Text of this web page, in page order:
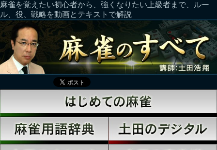
麻雀を覚えたい初心者から、強くなりたい上級者まで、ルー
ル、役、戦略を動画とテキストで解説